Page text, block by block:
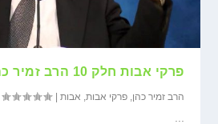
פרקי אבות חלק 10 הרב זמיר כהן במסרים לחיים
הרב זמיר כהן ,פרקי אבות אבות |